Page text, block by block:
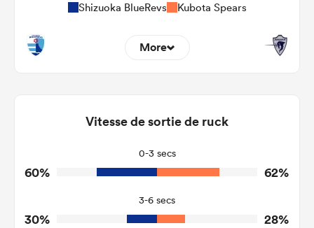
Shizuoka BlueRevs Kubota Spears
More
Tackles Made
Tackles Missed
10
5
5
3
Vitesse de sortie de ruck
0-3 secs
60% 62%
3-6 secs
30% 28%